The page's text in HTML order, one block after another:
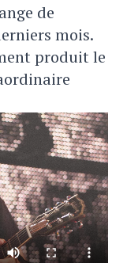
de
mois.
produit le